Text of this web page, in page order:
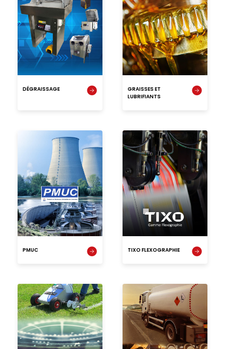
DÉGRAISSAGE
GRAISSES ET
LUBRIFIANTS
PMUC TIXO FLEXOGRAPHIE